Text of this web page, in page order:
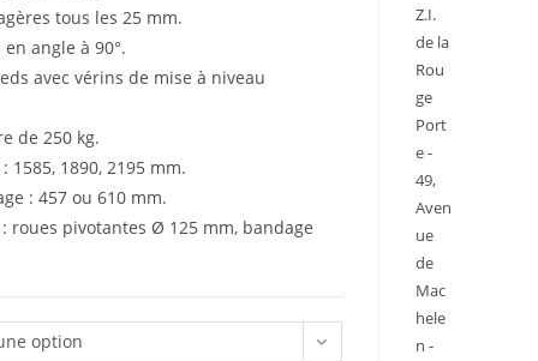
tous les 25 mm.
angle à 90°.
avec vérins de mise à niveau
de 250 kg.
1585, 1890, 2195 mm.
: 457 ou 610 mm.
roues pivotantes Ø 125 mm, bandage
option
Z.I.
de la
Rou
ge
Port
e -
49,
Aven
ue
de
Mac
hele
n -